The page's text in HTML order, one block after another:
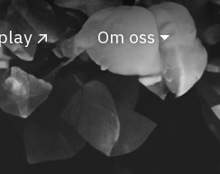
Om oss